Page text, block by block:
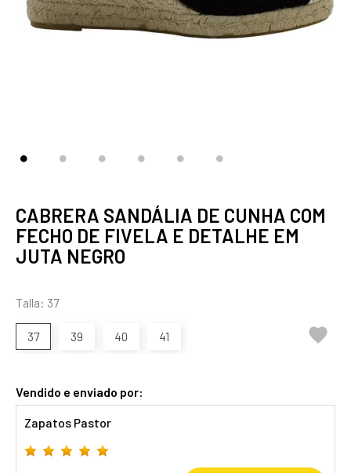
CABRERA SANDÁLIA DE CUNHA COM
FECHO DE FIVELA E DETALHE EM
JUTA NEGRO
Talla: 37
37 39 40 41 
Vendido e enviado por:
Zapatos Pastor